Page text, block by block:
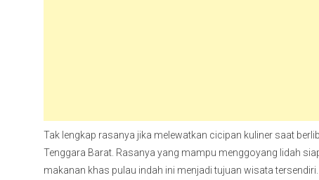
Tak lengkap rasanya jika melewatkan cicipan kuliner saat
Tenggara Barat. Rasanya yang mampu menggoyang lidah
makanan khas pulau indah ini menjadi tujuan wisata tersendiri.